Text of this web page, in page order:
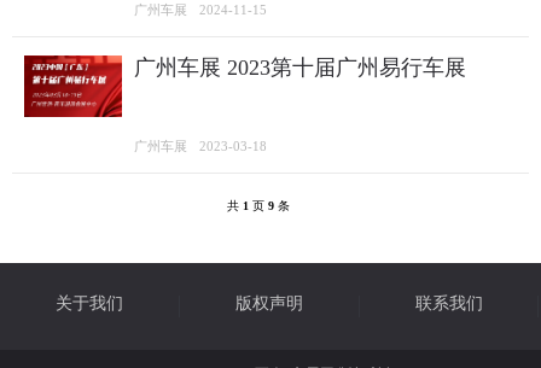
广州车展 2024-11-15
广州车展 2023第十届广州易行车展
广州车展 2023-03-18
共 1 页 9 条
关于我们 版权声明 联系我们